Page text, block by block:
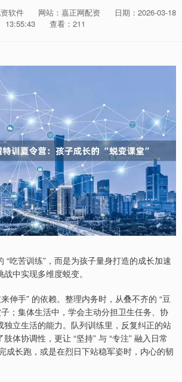
软件 网站：嘉正网配资
日期：2026-03-18
13:55:43
查看：211
“吃苦训练”，而是为孩子量身打造的成长加速
中实现多维度蜕变。
伸手” 的依赖。整理内务时，从叠不齐的 “豆
；集体生活中，学会主动分担卫生任务、协
独立生活的能力。队列训练里，反复纠正的站
体协调性，更让 “坚持” 与 “专注” 融入日常
长跑，或是在烈日下站稳军姿时，内心的韧